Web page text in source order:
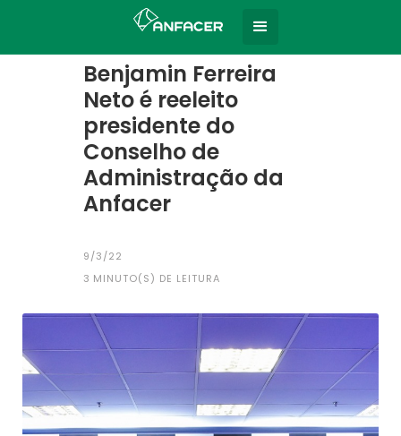
Todas as notícias
Benjamin Ferreira
Neto é reeleito
presidente do
Conselho de
Administração da
Anfacer
9/3/22
3 MINUTO(S) DE LEITURA